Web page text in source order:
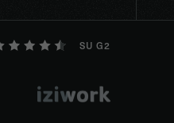
SU G2